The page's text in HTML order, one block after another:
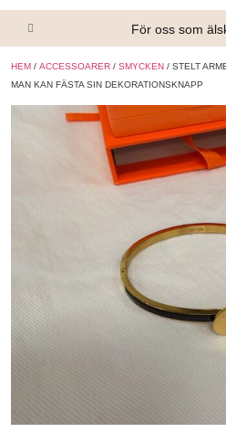
För oss som
HEM / ACCESSOARER / SMYCKEN / STELT
MAN KAN FÄSTA SIN DEKORATIONSKNAPP